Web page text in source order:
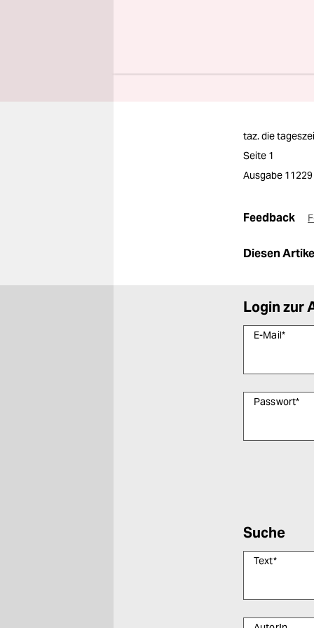
taz. die
Seite 1
Ausgabe 11229
Feedback
Diesen
Login zur
E-Mail*
Passwort*
Suche
Text*